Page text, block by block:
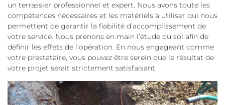
un terrassier professionnel et expert. Nous avons toute les
compétences nécessaires et les matériels à utiliser qui nous
permettent de garantir la fiabilité d’accomplissement de
votre service. Nous prenons en main l’étude du sol afin de
définir les effets de l’opération. En nous engageant comme
votre prestataire, vous pouvez être serein que le résultat de
votre projet serait strictement satisfaisant.